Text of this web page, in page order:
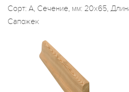
Сорт: А, Сечение, мм: 20x65,
Сапожек